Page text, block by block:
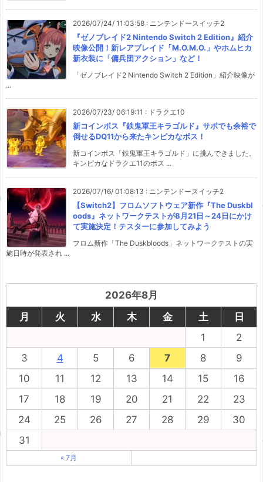
2026/07/24/ 11:03:58 : ニンテンドースイッチ2
『ゼノブレイド2 Nintendo Switch 2 Edition』紹介
映像公開！新レアブレイド「M.O.M.O.」やホムヒカ
新衣装に「傭兵団アクション」など！
「ゼノブレイド2 Nintendo Switch 2 Edition」紹介映像が
...
2026/07/23/ 06:19:11 : ドラクエ10
新コインボス『鉄鬼軍王キラゴルド』サポでも余裕で
倒せるDQ11から来たキンピカなボス！
新コインボス「鉄鬼軍王キラゴルド」に挑んできました。
キンピカなドラクエ11のボス ...
2026/07/16/ 01:08:13 : ニンテンドースイッチ2
【Switch2】フロムソフトウェア新作『The Duskbl
oods』ネットワークテストが8月21日～24日にかけ
て実施決定！テスターに参加してみよう
フロム新作「The Duskbloods」ネットワークテストの実
施日時が発表され ...
2026年8月
月
火 水 木 金 土
日
1
2
3
4 5 6 7 8
9
10
11 12 13 14 15
16
17
18 19 20 21 22
23
24
25 26 27 28 29
30
31
« 7月